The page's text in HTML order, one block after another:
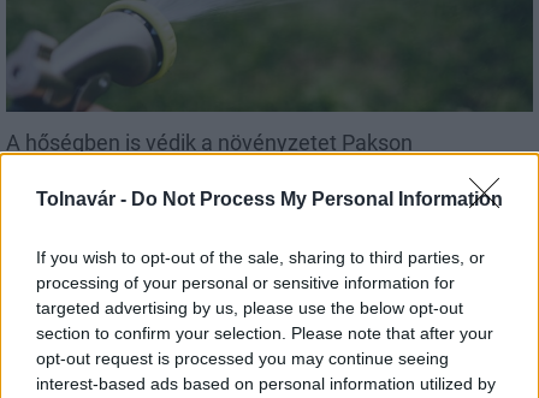
Tolnavár - Do Not Process My Personal Information
If you wish to opt-out of the sale, sharing to third parties, or
processing of your personal or sensitive information for
targeted advertising by us, please use the below opt-out
section to confirm your selection. Please note that after your
opt-out request is processed you may continue seeing
interest-based ads based on personal information utilized by
A hőségben is védik a növényzetet Pakson
MAGYAR ÉPÍTŐK